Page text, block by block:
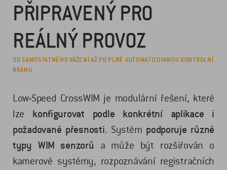
PŘIPRAVENÝ PRO
REÁLNÝ PROVOZ
OD SAMOSTATNÉHO VÁŽENÍ AŽ PO PLNĚ AUTOMATIZOVANOU KONTROLNÍ
BRÁNU
Low-Speed CrossWIM je modulární řešení, které
lze konfigurovat podle konkrétní aplikace i
požadované přesnosti. Systém podporuje různé
typy WIM senzorů a může být rozšiřován o
kamerové systémy, rozpoznávání registračních